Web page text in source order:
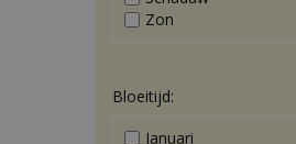
Zon
Bloeitijd:
Januari